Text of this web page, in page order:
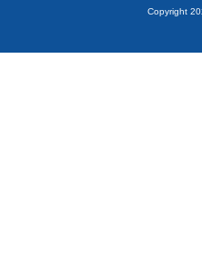
Copyright